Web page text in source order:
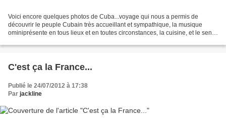
Voici encore quelques photos de Cuba...voyage qui nous a permis de
découvrir le peuple Cubain très accueillant et sympathique, la musique
ominiprésente en tous lieux et en toutes circonstances, la cuisine, et le sens
C'est ça la France...
Publié le 24/07/2012 à 17:38
Par jackline